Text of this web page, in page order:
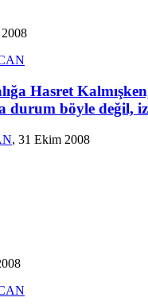
2008
Hasret
durum böyle değil,
, 31 Ekim 2008